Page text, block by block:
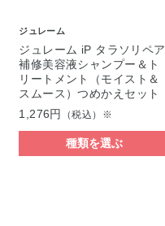
ジュレーム
ジュレーム iP タラソリペア
補修美容液シャンプー＆ト
リートメント（モイスト＆
スムース）つめかえセット
1,276円
（税込）※
種類を選ぶ